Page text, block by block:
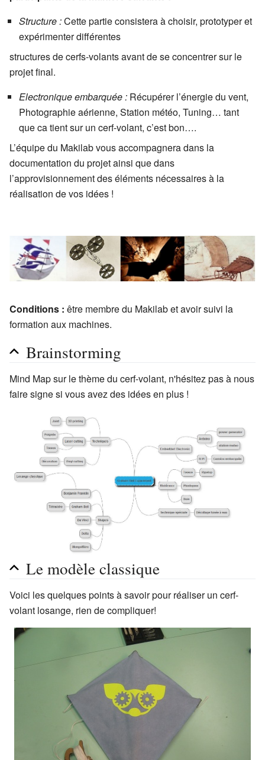
Structure :Cette partie consistera à choisir, prototyper et
expérimenter différentes
structures de cerfs-volants avant de se concentrer sur le
projet final.
Electronique embarquée : Récupérer l’énergie du vent,
Photographie aérienne, Station météo, Tuning… tant
que ca tient sur un cerf-volant, c’est bon….
L’équipe du Makilab vous accompagnera dans la
documentation du projet ainsi que dans
l’approvisionnement des éléments nécessaires à la
réalisation de vos idées !
Conditions : être membre du Makilab et avoir suivi la
formation aux machines.
Brainstorming
Mind Map sur le thème du cerf-volant, n'hésitez pas à nous
faire signe si vous avez des idées en plus !
Le modèle classique
Voici les quelques points à savoir pour réaliser un cerf-
volant losange, rien de compliquer!